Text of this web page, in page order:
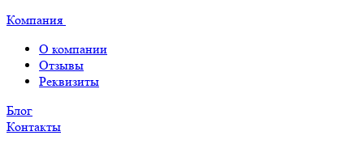
Компания
О компании
Отзывы
Реквизиты
Блог
Контакты